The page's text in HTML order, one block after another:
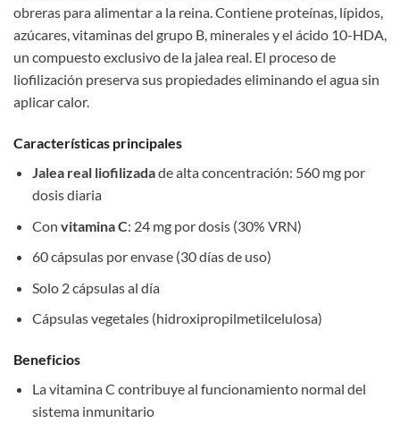
obreras para alimentar a la reina. Contiene proteínas, lípidos,
azúcares, vitaminas del grupo B, minerales y el ácido 10-HDA,
un compuesto exclusivo de la jalea real. El proceso de
liofilización preserva sus propiedades eliminando el agua sin
aplicar calor.
Características principales
Jalea real liofilizadade alta concentración: 560 mg por
dosis diaria
Con vitamina C: 24 mg por dosis (30% VRN)
60 cápsulas por envase (30 días de uso)
Solo 2 cápsulas al día
Cápsulas vegetales (hidroxipropilmetilcelulosa)
Beneficios
La vitamina C contribuye al funcionamiento normal del
sistema inmunitario